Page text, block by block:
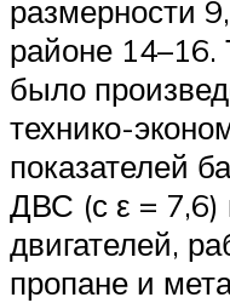
размерности
районе 14–16.
было
технико-
показателей
ДВС (с ε = 7,6)
двигателей,
пропане и